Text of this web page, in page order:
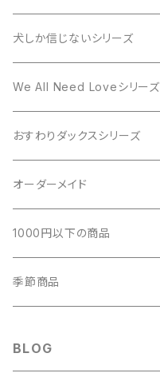
BABY on BOARD
犬しか信じないシリーズ
DOG LOVEシリーズ
We All Need Loveシリーズ
おすわりダックスシリーズ
おすわりダックス Tシャツ
おすわりダックス パーカー
おすわりダックス マグカップ
オーダーメイド
ウチのコLINEスタンプ
愛犬の水彩画オーダーメイド
1000円以下の商品
缶バッジ
季節商品
BLOG